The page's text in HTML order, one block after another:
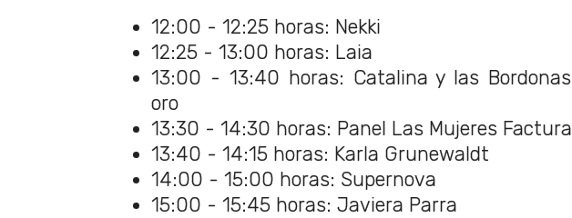
12:00 - 12:25 horas: Nekki
12:25 - 13:00 horas: Laia
13:00 - 13:40 horas: Catalina y las
oro
13:30 - 14:30 horas: Panel Las Mujeres
13:40 - 14:15 horas: Karla Grunewaldt
14:00 - 15:00 horas: Supernova
15:00 - 15:45 horas: Javiera Parra